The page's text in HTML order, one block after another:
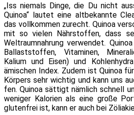
„Iss nie­mals Dinge, die Du nicht
Quinoa“ lau­tet ei­ne alt­be­kann­te
das voll­kom­men zu­recht. Quinoa
mit so vie­len Nährstoffen, dass
Weltraumnahrung ver­wen­det.
Ballaststoffen, Vitaminen,
Kalium und Eisen) und
ämischen Index. Zudem ist Quinoa
Körpers sehr wich­tig und kann uns
fen. Quinoa sät­tigt näm­lich schnell
we­ni­ger Kalorien als ei­ne gro­ße
glu­ten­frei ist, kann er auch bei